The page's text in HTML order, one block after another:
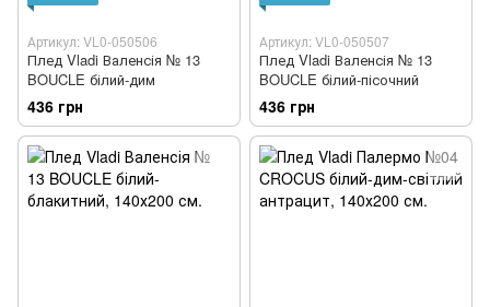
Артикул: VL0-050506
Плед Vladi Валенсія № 13
BOUCLE білий-дим
436 грн
Артикул: VL0-050507
Плед Vladi Валенсія № 13
BOUCLE білий-пісочний
436 грн